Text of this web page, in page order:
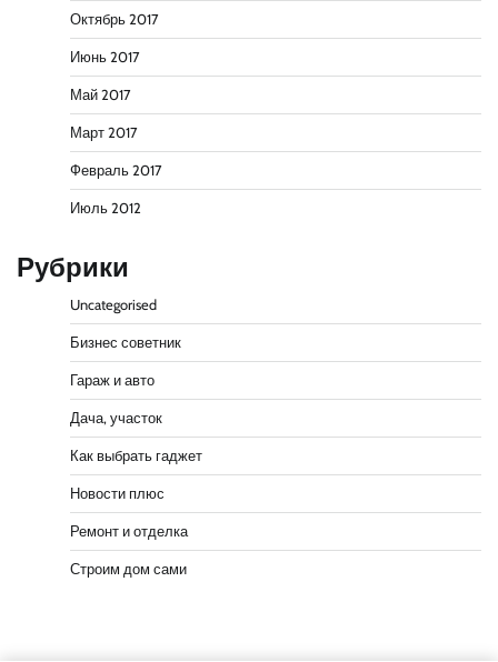
Октябрь 2017
Июнь 2017
Май 2017
Март 2017
Февраль 2017
Июль 2012
Рубрики
Uncategorised
Бизнес советник
Гараж и авто
Дача, участок
Как выбрать гаджет
Новости плюс
Ремонт и отделка
Строим дом сами